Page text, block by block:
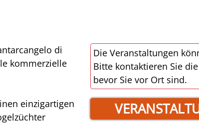
di
kommerzielle
einzigartigen
Die Veranstaltungen
Bitte kontaktieren Sie
bevor Sie vor Ort sind.